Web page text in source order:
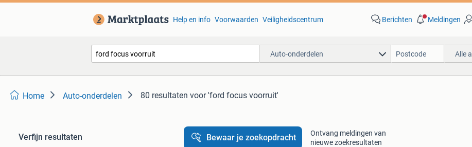
Help en info Voorwaarden Veiligheidscentrum Berichten Meldingen
Auto-onderdelen Alle
Home Auto-onderdelen 80 resultaten voor 'ford focus voorruit'
Verfijn resultaten
Bewaar je zoekopdracht
Ontvang meldingen van
nieuwe zoekresultaten